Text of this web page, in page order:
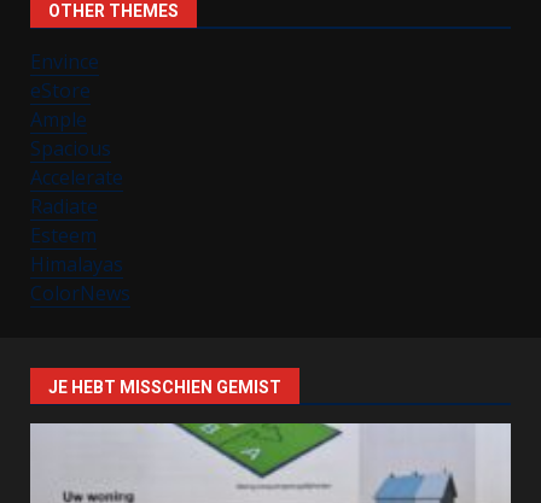
OTHER THEMES
Envince
eStore
Ample
Spacious
Accelerate
Radiate
Esteem
Himalayas
ColorNews
JE HEBT MISSCHIEN GEMIST